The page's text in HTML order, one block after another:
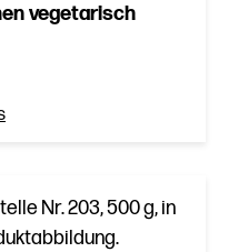
vegetarisch